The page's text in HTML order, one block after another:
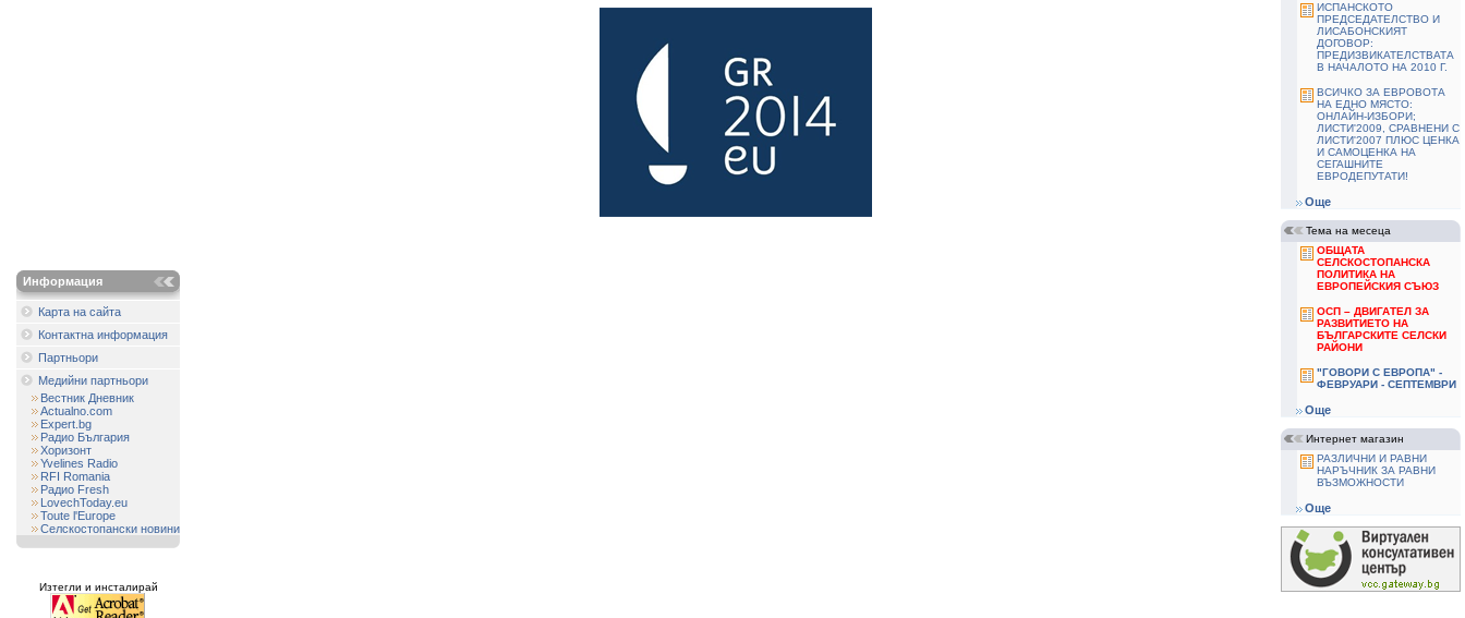
Информация
Карта на сайта
Контактна информация
Партньори
Медийни партньори
Вестник Дневник
Actualno.com
Expert.bg
Радио България
Хоризонт
Yvelines Radio
RFI Romania
Радио Fresh
LovechToday.eu
Toute l'Europe
Селскостопански новини
Изтегли и инсталирай
ИСПАНСКОТО
ПРЕДСЕДАТЕЛСТВО И
ЛИСАБОНСКИЯТ
ДОГОВОР:
ПРЕДИЗВИКАТЕЛСТВАТА
В НАЧАЛОТО НА 2010 Г.
ВСИЧКО ЗА ЕВРОВОТА
НА ЕДНО МЯСТО:
ОНЛАЙН-ИЗБОРИ;
ЛИСТИ'2009, СРАВНЕНИ С
ЛИСТИ'2007 ПЛЮС ЦЕНКА
И САМОЦЕНКА НА
СЕГАШНИТЕ
ЕВРОДЕПУТАТИ!
Още
Тема на месеца
ОБЩАТА
СЕЛСКОСТОПАНСКА
ПОЛИТИКА НА
ЕВРОПЕЙСКИЯ СЪЮЗ
ОСП – ДВИГАТЕЛ ЗА
РАЗВИТИЕТО НА
БЪЛГАРСКИТЕ СЕЛСКИ
РАЙОНИ
"ГОВОРИ С ЕВРОПА" -
ФЕВРУАРИ - СЕПТЕМВРИ
Още
Интернет магазин
РАЗЛИЧНИ И РАВНИ
НАРЪЧНИК ЗА РАВНИ
ВЪЗМОЖНОСТИ
Още